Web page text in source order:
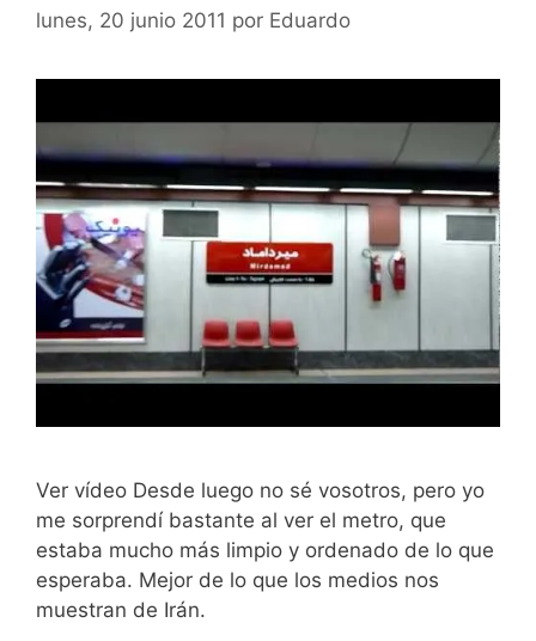
lunes, 20 junio 2011 por Eduardo
Ver vídeo Desde luego no sé vosotros, pero yo
me sorprendí bastante al ver el metro, que
estaba mucho más limpio y ordenado de lo que
esperaba. Mejor de lo que los medios nos
muestran de Irán.